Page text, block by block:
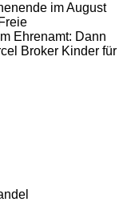
im August
Ehrenamt: Dann
Broker Kinder für